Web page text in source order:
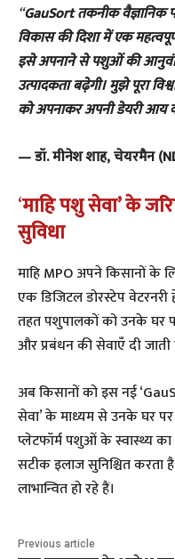
“GauSort तकनीक वैज्ञानिक
विकास की दिशा में एक
इसे अपनाने से पशुओं की
उत्पादकता बढ़ेगी। मुझे पूरा
को अपनाकर अपनी डेयरी
— डॉ. मीनेश शाह, चेयरमैन
‘माहि पशु सेवा’ के
सुविधा
​माहि MPO अपने किसानों के
एक डिजिटल डोरस्टेप
तहत पशुपालकों को उनके घर
और प्रबंधन की सेवाएँ दी जाती
​अब किसानों को इस नई
सेवा’ के माध्यम से उनके घर पर
प्लेटफॉर्म पशुओं के स्वास्थ्य
सटीक इलाज सुनिश्चित करता
लाभान्वित हो रहे हैं।
Previous article